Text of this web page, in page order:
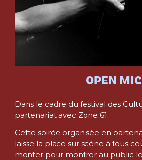
OPEN MIC
Dans le cadre du festival des
partenariat avec Zone 61.
Cette soirée organisée en
laisse la place sur scène à tous
monter pour montrer au public